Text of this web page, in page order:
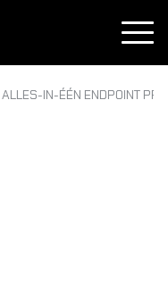
IN-ÉÉN ENDPOINT